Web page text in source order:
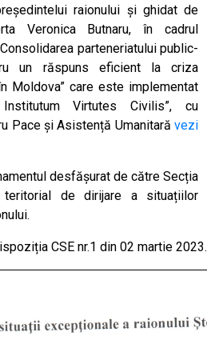
raionului și ghidat de
Veronica Butnaru, în cadrul
parteneriatului public-
un răspuns eficient la criza
Moldova” care este implementat
Virtutes Civilis”, cu
Pace și Asistență Umanitară vezi
desfășurat de către Secția
de dirijare a situațiilor
CSE nr.1 din 02 martie 2023.